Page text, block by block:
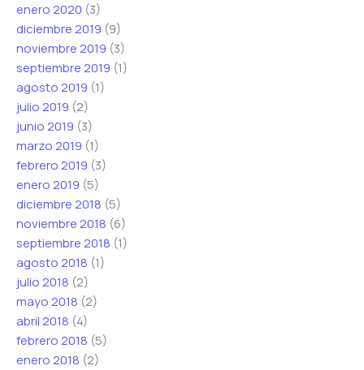
enero 2020 (3)
diciembre 2019 (9)
noviembre 2019 (3)
septiembre 2019 (1)
agosto 2019 (1)
julio 2019 (2)
junio 2019 (3)
marzo 2019 (1)
febrero 2019 (3)
enero 2019 (5)
diciembre 2018 (5)
noviembre 2018 (6)
septiembre 2018 (1)
agosto 2018 (1)
julio 2018 (2)
mayo 2018 (2)
abril 2018 (4)
febrero 2018 (5)
enero 2018 (2)